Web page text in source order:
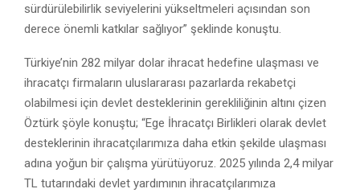
sürdürülebilirlik seviyelerini yükseltmeleri açısından son
derece önemli katkılar sağlıyor” şeklinde konuştu.
Türkiye’nin 282 milyar dolar ihracat hedefine ulaşması ve
ihracatçı firmaların uluslararası pazarlarda rekabetçi
olabilmesi için devlet desteklerinin gerekliliğinin altını çizen
Öztürk şöyle konuştu; “Ege İhracatçı Birlikleri olarak devlet
desteklerinin ihracatçılarımıza daha etkin şekilde ulaşması
adına yoğun bir çalışma yürütüyoruz. 2025 yılında 2,4 milyar
TL tutarındaki devlet yardımının ihracatçılarımıza